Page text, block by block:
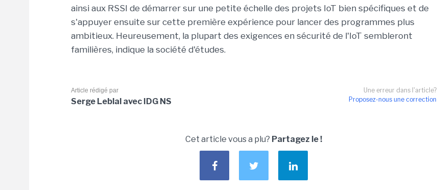
ainsi aux RSSI de démarrer sur une petite échelle des projets IoT bien spécifiques et de
s'appuyer ensuite sur cette première expérience pour lancer des programmes plus
ambitieux. Heureusement, la plupart des exigences en sécurité de l'IoT sembleront
familières, indique la société d'études.
Une erreur dans l'article?
Proposez-nous une correction
Article rédigé par
Serge Leblal avec IDG NS
Cet article vous a plu? Partagez le !